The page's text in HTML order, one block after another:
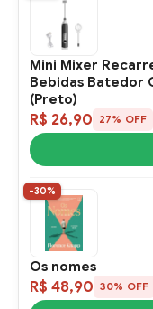
Mini Mixer
Bebidas Batedor
(Preto)
R$ 26,90 27% OFF
-30%
Os nomes
R$ 48,90 30% OFF